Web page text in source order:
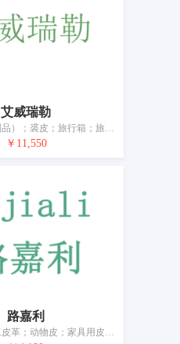
艾威瑞勒
软毛皮（仿皮制品）；裘皮；旅行箱；旅行包；家具用皮装饰；（女式）钱包；钱包（钱夹）；伞；手杖；牵引动物用皮索
￥11,550
路嘉利
半加工或未加工皮革；动物皮；家具用皮装饰；钱包（钱夹）；行李箱；包；皮制系带；伞；手杖；宠物服装